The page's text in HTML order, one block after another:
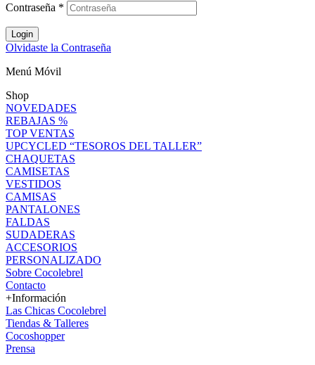
Contraseña *
Login
Olvidaste la Contraseña
Menú Móvil
Shop
NOVEDADES
REBAJAS %
TOP VENTAS
UPCYCLED “TESOROS DEL TALLER”
CHAQUETAS
CAMISETAS
VESTIDOS
CAMISAS
PANTALONES
FALDAS
SUDADERAS
ACCESORIOS
PERSONALIZADO
Sobre Cocolebrel
Contacto
+Información
Las Chicas Cocolebrel
Tiendas & Talleres
Cocoshopper
Prensa